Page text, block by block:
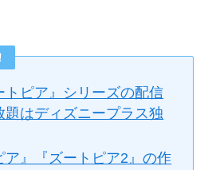
トピア』シリーズの配信
題はディズニープラス独
ア』『ズートピア2』の作